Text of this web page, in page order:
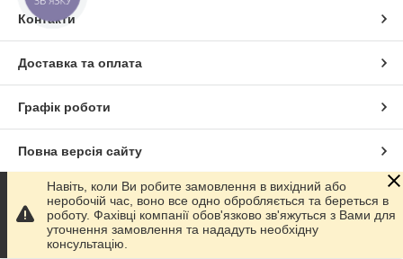
Контакти
Доставка та оплата
Графік роботи
Повна версія сайту
Сайт створено на маркетплейсі Prom.ua
Політика конфіденційності
Навіть, коли Ви робите замовлення в вихідний або
неробочій час, воно все одно обробляється та береться в
роботу. Фахівці компанії обов'язково зв'яжуться з Вами для
уточнення замовлення та нададуть необхідну
консультацію.